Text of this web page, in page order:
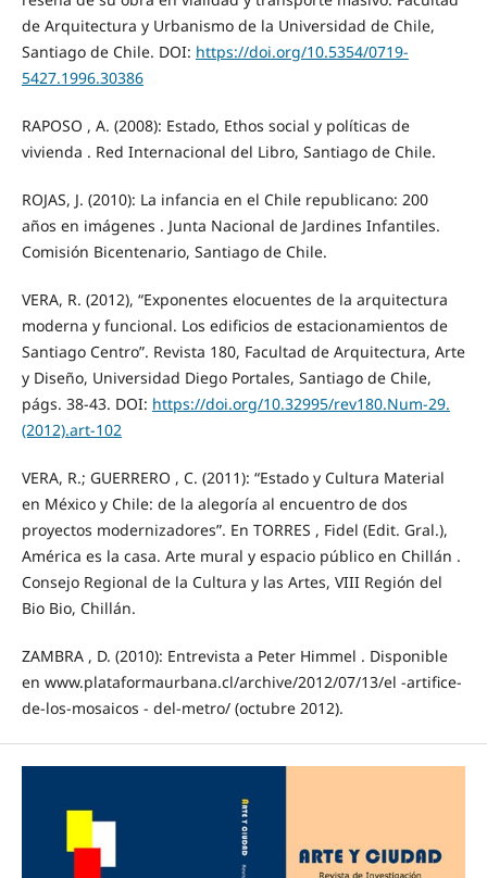
de Arquitectura y Urbanismo de la Universidad de Chile,
Santiago de Chile. DOI: https://doi.org/10.5354/0719-
5427.1996.30386
RAPOSO , A. (2008): Estado, Ethos social y políticas de
vivienda . Red Internacional del Libro, Santiago de Chile.
ROJAS, J. (2010): La infancia en el Chile republicano: 200
años en imágenes . Junta Nacional de Jardines Infantiles.
Comisión Bicentenario, Santiago de Chile.
VERA, R. (2012), “Exponentes elocuentes de la arquitectura
moderna y funcional. Los edificios de estacionamientos de
Santiago Centro”. Revista 180, Facultad de Arquitectura, Arte
y Diseño, Universidad Diego Portales, Santiago de Chile,
págs. 38‐43. DOI: https://doi.org/10.32995/rev180.Num-29.
(2012).art-102
VERA, R.; GUERRERO , C. (2011): “Estado y Cultura Material
en México y Chile: de la alegoría al encuentro de dos
proyectos modernizadores”. En TORRES , Fidel (Edit. Gral.),
América es la casa. Arte mural y espacio público en Chillán .
Consejo Regional de la Cultura y las Artes, VIII Región del
Bio Bio, Chillán.
ZAMBRA , D. (2010): Entrevista a Peter Himmel . Disponible
en www.plataformaurbana.cl/archive/2012/07/13/el ‐artifice‐
de‐los‐mosaicos ‐ del‐metro/ (octubre 2012).